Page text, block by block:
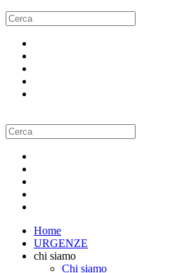
Home
URGENZE
chi siamo
Chi siamo